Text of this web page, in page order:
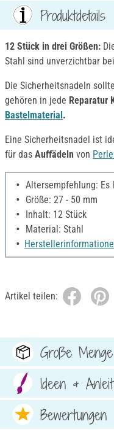
Produktdetails
12 Stück in drei Größen:
Stahl sind unverzichtbar
Die Sicherheitsnadeln
gehören in jede Reparatur
Bastelmaterial .
Eine Sicherheitsnadel ist
für das Auffädeln von
Altersempfehlung:
Größe: 27 - 50 mm
Inhalt: 12 Stück
Material: Stahl
Artikel teilen:
Große Menge
Ideen &
Bewertungen